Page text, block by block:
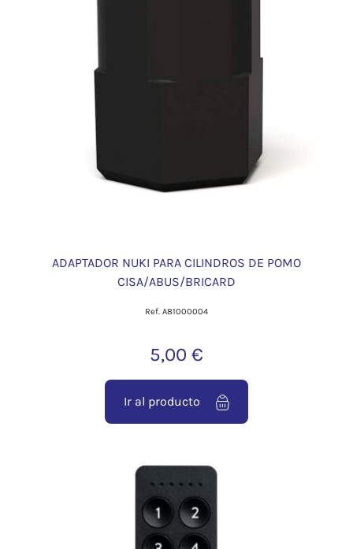
ADAPTADOR NUKI PARA CILINDROS DE POMO
CISA/ABUS/BRICARD
Ref. A81000004
5,00 €
Ir al producto